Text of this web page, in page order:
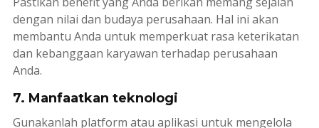
dengan nilai dan budaya perusahaan. Hal ini akan
membantu Anda untuk memperkuat rasa keterikatan
dan kebanggaan karyawan terhadap perusahaan
Anda.
7. Manfaatkan teknologi
Gunakanlah platform atau aplikasi untuk mengelola